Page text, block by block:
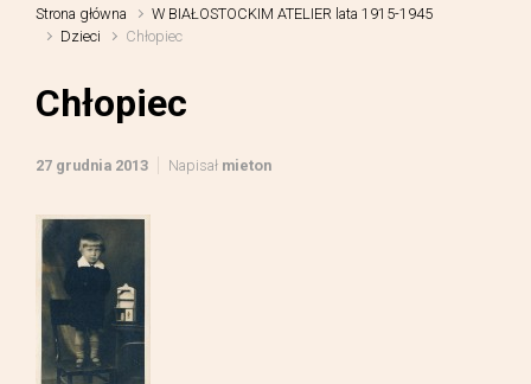
Strona główna
W BIAŁOSTOCKIM ATELIER lata 1915-1945
Dzieci
Chłopiec
Chłopiec
27 grudnia 2013 Napisał mieton